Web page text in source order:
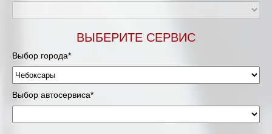
ВЫБЕРИТЕ СЕРВИС
Выбор города*
Выбор автосервиса*